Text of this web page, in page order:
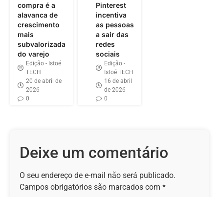
compra é a
alavanca de
crescimento
mais
subvalorizada
do varejo
Edição - Istoé
TECH
20 de abril de
2026
0
Pinterest
incentiva
as pessoas
a sair das
redes
sociais
Edição -
Istoé TECH
16 de abril
de 2026
0
Deixe um comentário
O seu endereço de e-mail não será publicado.
Campos obrigatórios são marcados com *